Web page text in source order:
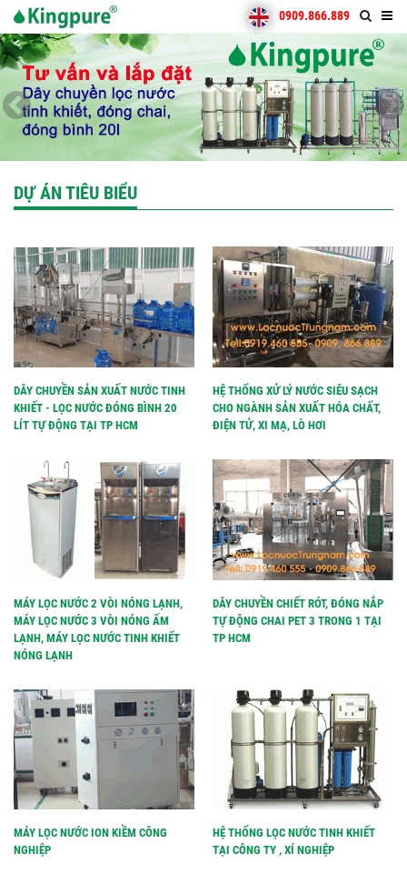
0909.866.889
DỰ ÁN TIÊU BIỂU
DÂY CHUYỀN SẢN XUẤT NƯỚC TINH
KHIẾT - LỌC NƯỚC ĐÓNG BÌNH 20
LÍT TỰ ĐỘNG TẠI TP HCM
MÁY LỌC NƯỚC 2 VÒI NÓNG LẠNH,
MÁY LỌC NƯỚC 3 VÒI NÓNG ẤM
LẠNH, MÁY LỌC NƯỚC TINH KHIẾT
NÓNG LẠNH
MÁY LỌC NƯỚC ION KIỀM CÔNG
NGHIỆP
HỆ THỐNG XỬ LÝ NƯỚC SIÊU SẠCH
CHO NGÀNH SẢN XUẤT HÓA CHẤT,
ĐIỆN TỬ, XI MẠ, LÒ HƠI
DÂY CHUYỀN CHIẾT RÓT, ĐÓNG NẮP
TỰ ĐỘNG CHAI PET 3 TRONG 1 TẠI
TP HCM
HỆ THỐNG LỌC NƯỚC TINH KHIẾT
TẠI CÔNG TY , XÍ NGHIỆP